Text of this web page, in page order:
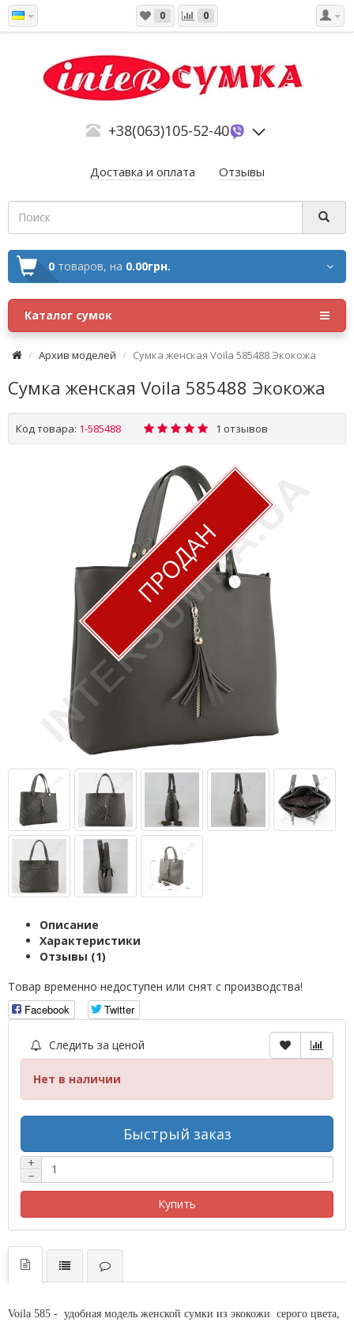
0 0
+38(063)105-52-40
Доставка и оплата Отзывы
0 товаров, на 0.00грн.
Каталог сумок
Архив моделей Сумка женская Voila 585488 Экокожа
Сумка женская Voila 585488 Экокожа
Код товара: 1-585488 1 отзывов
ПРОДАН
Описание
Характеристики
Отзывы (1)
Товар временно недоступен или снят с производства!
Facebook
Twitter
Следить за ценой
Нет в наличии
Быстрый заказ
+
−
Купить
Voila 585 - удобная модель женской сумки из экокожи серого цвета,